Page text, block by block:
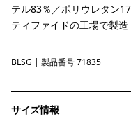
テル83％／ポリウレタン
ティファイドの工場で製造
Blue Sage
BLSG | 製品番号 71835
サイズ情報